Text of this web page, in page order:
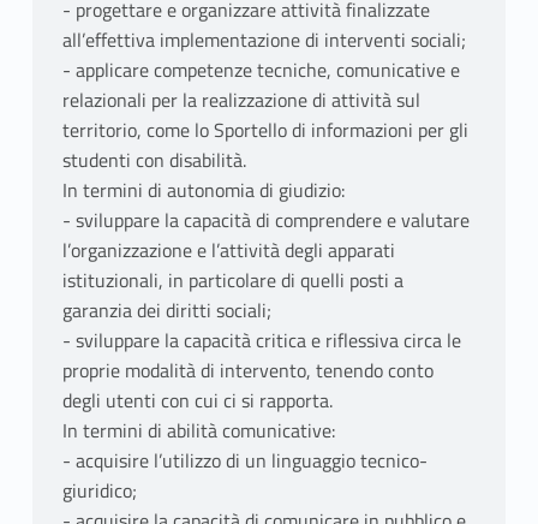
- progettare e organizzare attività finalizzate
all’effettiva implementazione di interventi sociali;
- applicare competenze tecniche, comunicative e
relazionali per la realizzazione di attività sul
territorio, come lo Sportello di informazioni per gli
studenti con disabilità.
In termini di autonomia di giudizio:
- sviluppare la capacità di comprendere e valutare
l’organizzazione e l’attività degli apparati
istituzionali, in particolare di quelli posti a
garanzia dei diritti sociali;
- sviluppare la capacità critica e riflessiva circa le
proprie modalità di intervento, tenendo conto
degli utenti con cui ci si rapporta.
In termini di abilità comunicative:
- acquisire l’utilizzo di un linguaggio tecnico-
giuridico;